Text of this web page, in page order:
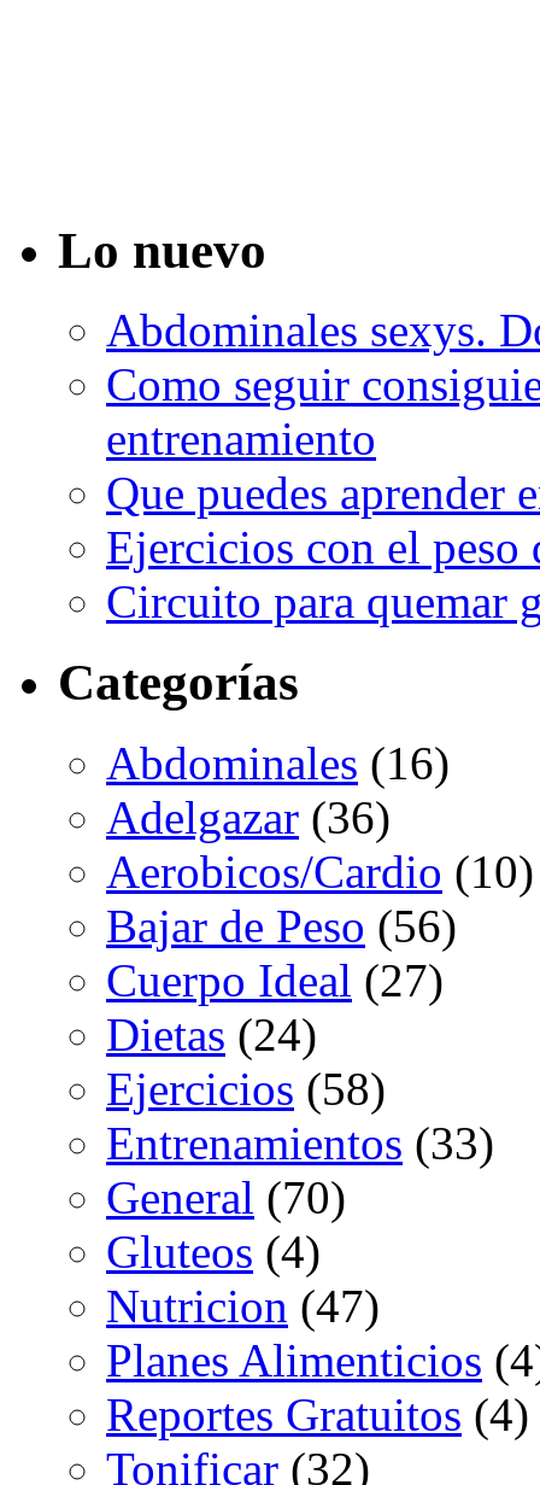
Lo nuevo
Abdominales sexys.
Como seguir
entrenamiento
Que puedes aprender
Ejercicios con el peso
Circuito para quemar
Categorías
Abdominales (16)
Adelgazar (36)
Aerobicos/Cardio (10)
Bajar de Peso (56)
Cuerpo Ideal (27)
Dietas (24)
Ejercicios (58)
Entrenamientos (33)
General (70)
Gluteos (4)
Nutricion (47)
Planes Alimenticios
Reportes Gratuitos (4)
Tonificar (32)